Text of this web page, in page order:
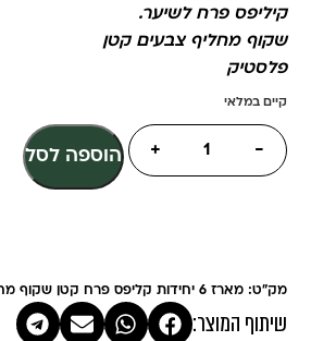
קיליפס פרח לשיער.
שקוף מחליף צבעים קטן
פלסטיק
קיים במלאי
-
+ הוספה לסל
מק"ט: מארז 6 יחידות קליפס פרח קטן שקוף מחליף צבעים
שיתוף המוצר: